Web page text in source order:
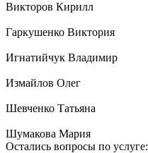
Викторов Кирилл
Гаркушенко Виктория
Игнатийчук Владимир
Измайлов Олег
Шевченко Татьяна
Шумакова Мария
Остались вопросы по услуге: